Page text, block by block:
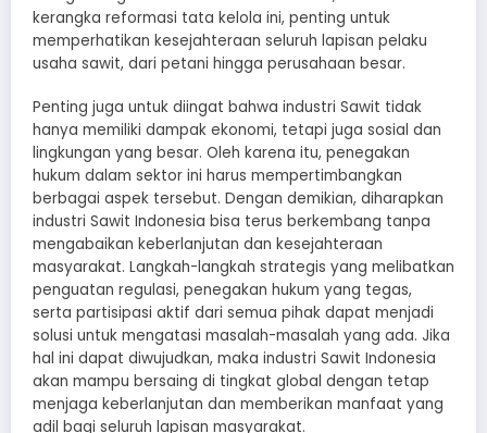
kerangka reformasi tata kelola ini, penting untuk
memperhatikan kesejahteraan seluruh lapisan pelaku
usaha sawit, dari petani hingga perusahaan besar.
Penting juga untuk diingat bahwa industri Sawit tidak
hanya memiliki dampak ekonomi, tetapi juga sosial dan
lingkungan yang besar. Oleh karena itu, penegakan
hukum dalam sektor ini harus mempertimbangkan
berbagai aspek tersebut. Dengan demikian, diharapkan
industri Sawit Indonesia bisa terus berkembang tanpa
mengabaikan keberlanjutan dan kesejahteraan
masyarakat. Langkah-langkah strategis yang melibatkan
penguatan regulasi, penegakan hukum yang tegas,
serta partisipasi aktif dari semua pihak dapat menjadi
solusi untuk mengatasi masalah-masalah yang ada. Jika
hal ini dapat diwujudkan, maka industri Sawit Indonesia
akan mampu bersaing di tingkat global dengan tetap
menjaga keberlanjutan dan memberikan manfaat yang
adil bagi seluruh lapisan masyarakat.